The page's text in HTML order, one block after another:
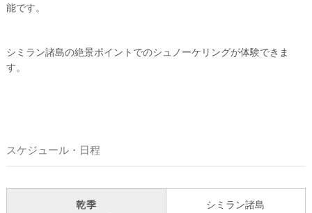
能です。
シミラン諸島の絶景ポイントでのシュノーケリングが体験できま
す。
スケジュール・日程
乾季
シミラン諸島